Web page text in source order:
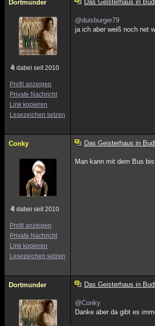
Dortmunder
dabei seit 2010
Profil anzeigen
Private Nachricht
Link kopieren
Lesezeichen setzen
Das Geisterhaus in
@duisburger79
ja ich aber weiß noch net
Conky
dabei seit 2010
Profil anzeigen
Private Nachricht
Link kopieren
Lesezeichen setzen
Das Geisterhaus in
Man kann mit dem Bus
Dortmunder Das Geisterhaus in
@Conky
Danke aber da gibt es